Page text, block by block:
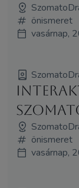
önismeret
vasárnap,
önismeret
vasárnap,